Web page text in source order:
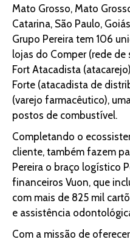
Mato Grosso, Mato
Catarina, São Paulo,
Grupo Pereira tem 106
lojas do Comper (rede de
Fort Atacadista
Forte (atacadista de
(varejo farmacêutico),
postos de combustível.
Completando o
cliente, também fazem
Pereira o braço logístico
financeiros Vuon, que
com mais de 825 mil
e assistência
Com a missão de